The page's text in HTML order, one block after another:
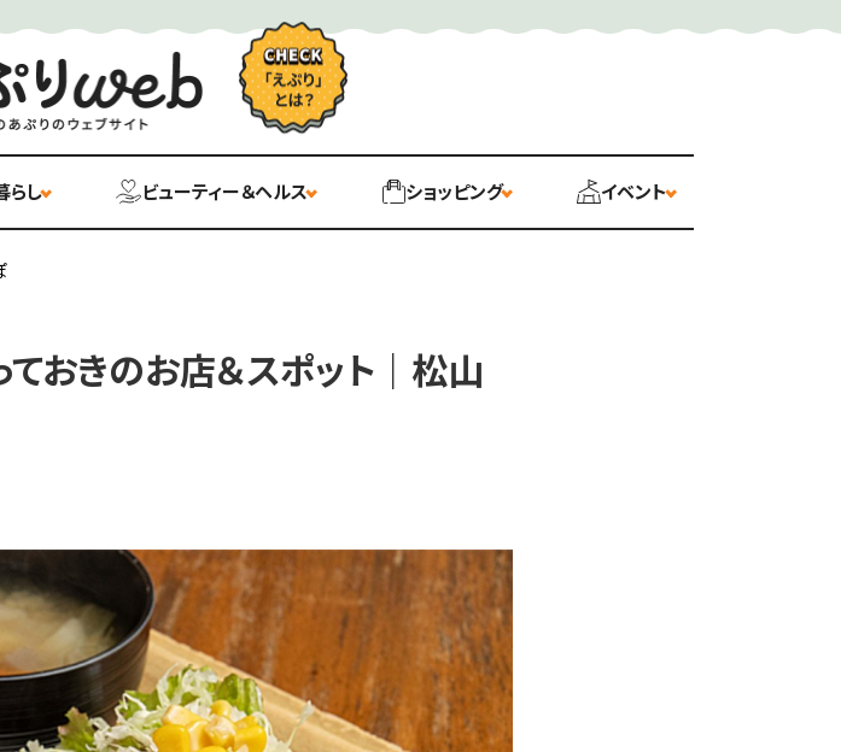
らし ビューティー＆ヘルス ショッピング イベント
ておきのお店＆スポット｜松山